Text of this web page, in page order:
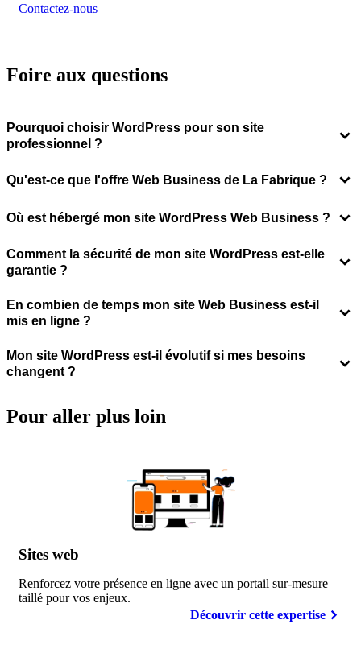
Contactez-nous
Foire aux questions
Pourquoi choisir WordPress pour son site
professionnel ?
Qu'est-ce que l'offre Web Business de La Fabrique ?
Où est hébergé mon site WordPress Web Business ?
Comment la sécurité de mon site WordPress est-elle
garantie ?
En combien de temps mon site Web Business est-il
mis en ligne ?
Mon site WordPress est-il évolutif si mes besoins
changent ?
Pour aller plus loin
Sites web
Renforcez votre présence en ligne avec un portail sur-mesure
taillé pour vos enjeux.
Découvrir cette expertise